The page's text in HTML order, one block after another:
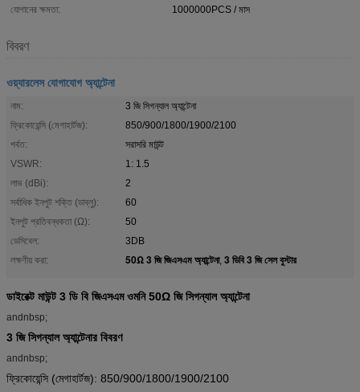
যোগানের ক্ষমতা:
1000000PCS / মাস
বিবরণ
ওয়্যারলেস যোগাযোগ অ্যান্টেনা
নাম:
3 জি সিগন্যাল অ্যান্টেনা
ফ্রিকোয়েন্সি (মেগাহার্টজ):
850/900/1800/1900/2100
পর্বত:
সরাসরি মাউন্ট
VSWR:
1: 1.5
লাভ (dBi):
2
সর্বাধিক ইনপুট শক্তি (ডাব্লু):
60
ইনপুট প্রতিবন্ধকতা (Ω):
50
ডেসিবেল:
3DB
লক্ষণীয় করা:
50Ω 3 জি জিএসএম অ্যান্টেনা, 3 ডিবি 3 জি সেল বুস্টার
ডাইরেক্ট মাউন্ট 3 ডি বি জিএসএম ওমনি 50Ω জি সিগন্যাল অ্যান্টেনা
andnbsp;
3 জি সিগন্যাল অ্যান্টেনার বিবরণ
andnbsp;
ফ্রিকোয়েন্সি (মেগাহার্টজ): 850/900/1800/1900/2100